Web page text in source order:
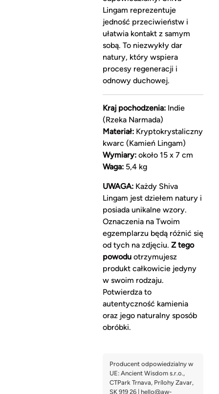
Lingam reprezentuje
jedność przeciwieństw i
ułatwia kontakt z samym
sobą. To niezwykły dar
natury, który wspiera
procesy regeneracji i
odnowy duchowej.
Kraj pochodzenia:Indie
(Rzeka Narmada)
Materiał:Kryptokrystaliczny
kwarc (Kamień Lingam)
Wymiary:około 15 x 7 cm
Waga: 5,4 kg
UWAGA:Każdy Shiva
Lingam jest dziełem natury i
posiada unikalne wzory.
Oznaczenia na Twoim
egzemplarzu będą różnić się
od tych na zdjęciu. Z tego
powoduotrzymujesz
produkt całkowicie jedyny
w swoim rodzaju.
Potwierdza to
autentyczność kamienia
oraz jego naturalny sposób
obróbki.